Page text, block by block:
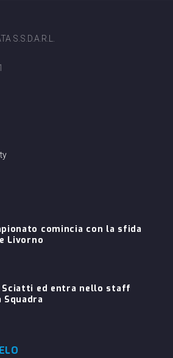
S.S.D.A.R.L.
comincia con la sfida
Livorno
Sciatti ed entra nello staff